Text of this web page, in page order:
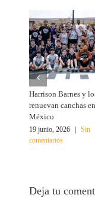
Harrison Barnes y
renuevan canchas en
México
19 junio, 2026
Sin
comentarios
Deja tu